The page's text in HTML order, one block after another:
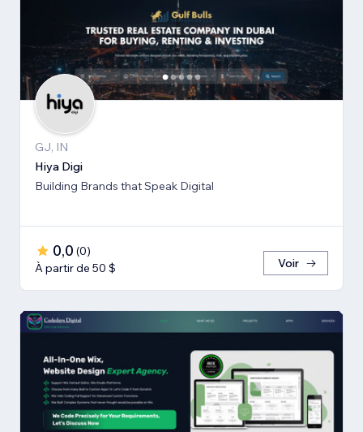
GJ, IN
Hiya Digi
Building Brands that Speak Digital
0,0 (0)
À partir de 50 $
Voir